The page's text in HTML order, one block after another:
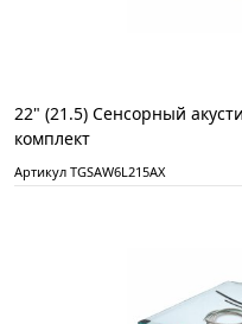
22" (21.5) Сенсорный
комплект
Артикул TGSAW6L215AX